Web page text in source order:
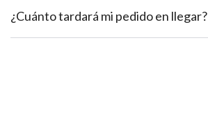
¿Cuánto tardará mi pedido en llegar?